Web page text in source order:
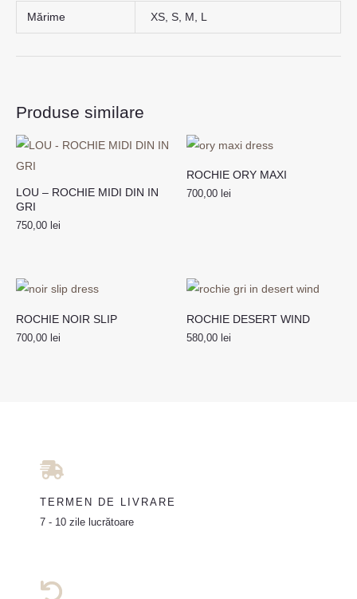
Mărime XS, S, M, L
Produse similare
LOU – ROCHIE MIDI DIN IN
GRI
750,00 lei
ROCHIE ORY MAXI
700,00 lei
ROCHIE NOIR SLIP
700,00 lei
ROCHIE DESERT WIND
580,00 lei
TERMEN DE LIVRARE
7 - 10 zile lucrătoare